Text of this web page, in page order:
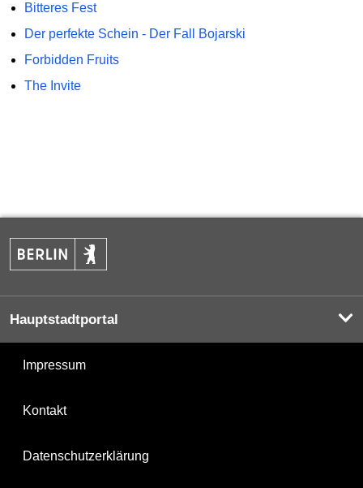
Bitteres Fest
Der perfekte Schein - Der Fall Bojarski
Forbidden Fruits
The Invite
Hauptstadtportal
Impressum
Kontakt
Datenschutzerklärung